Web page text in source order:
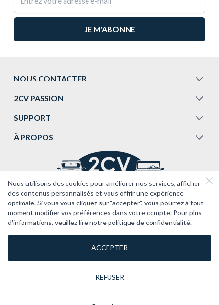
Nous utilisons des cookies pour améliorer nos services, afficher
des contenus personnalisés et vous offrir une expérience
optimale. Si vous vous cliquez sur "accepter", vous pourrez à tout
moment modifier vos préférences dans votre compte. Pour plus
d'informations, veuillez lire notre politique de confidentialité.
ACCEPTER
REFUSER
NOUS CONTACTER
2CV PASSION
SUPPORT
À PROPOS